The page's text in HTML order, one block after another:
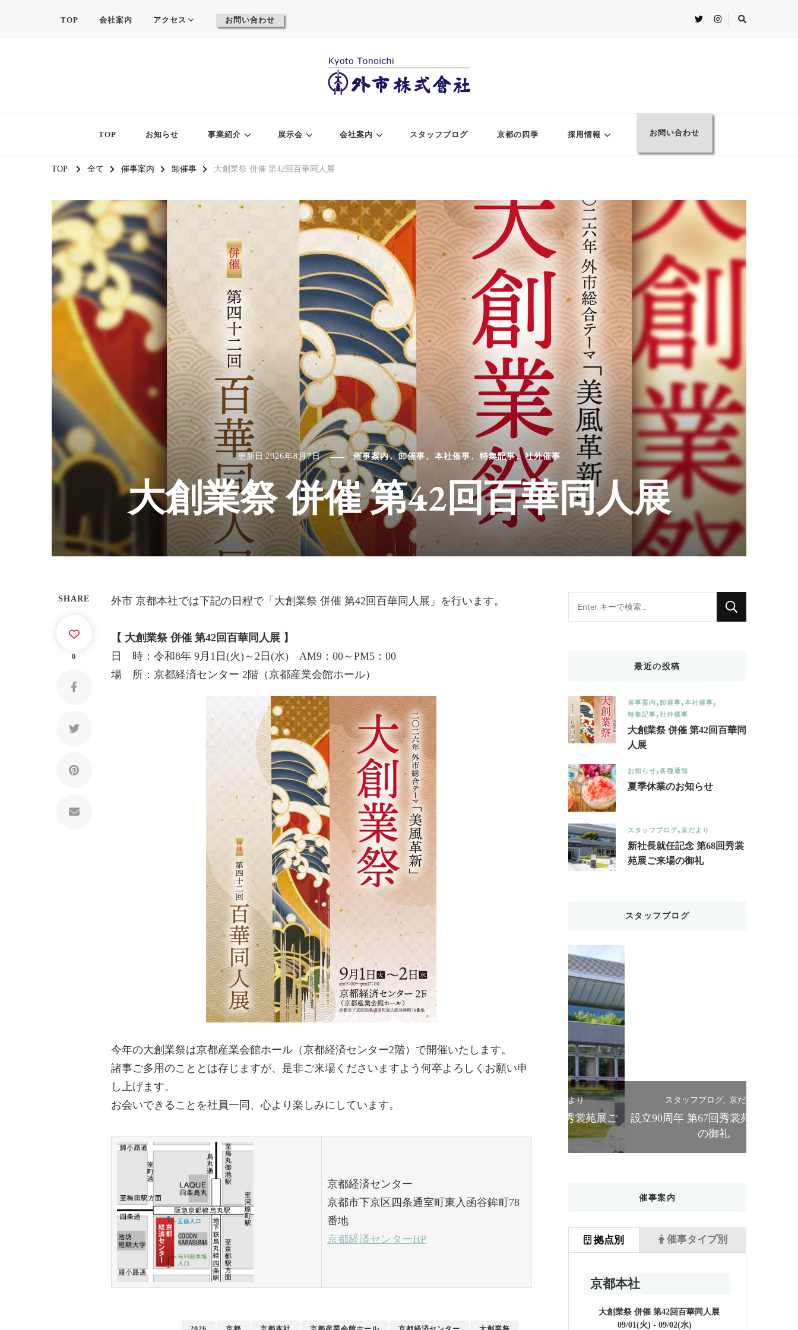
TOP 会社案内 アクセス お問い合わせ
TOP お知らせ 事業紹介 展示会 会社案内 スタッフブログ 京都の四季 採用情報 お問い合わせ
TOP 全て 催事案内 卸催事 大創業祭 併催 第42回百華同人展
更新日 2026年8月7日 催事案内 卸催事 本社催事 特集記事 社外催事
大創業祭 併催 第42回百華同人展
SHARE
0
外市 京都本社では下記の日程で「大創業祭 併催 第42回百華同人展」を行います。
【 大創業祭 併催 第42回百華同人展 】
日 時：令和8年 9月1日(火)～2日(水) AM9：00～PM5：00
場 所：京都経済センター 2階（京都産業会館ホール）
今年の大創業祭は京都産業会館ホール（京都経済センター2階）で開催いたします。
諸事ご多用のこととは存じますが、是非ご来場くださいますよう何卒よろしくお願い申
し上げます。
お会いできることを社員一同、心より楽しみにしています。
京都経済センター
京都市下京区四条通室町東入函谷鉾町78
番地
京都経済センターHP
for
最近の投稿
催事案内 卸催事
本社催事
特集記事
社外催事
大創業祭 併催 第42回百華同
人展
お知らせ 各種通知
夏季休業のお知らせ
スタッフブログ 京だより
新社長就任記念 第68回秀裳
苑展ご来場の御礼
スタッフブログ
東京・大創業祭2025ご来場のお礼 祇園のえべっさん
来場の御礼
スタッフブログ 京だより
設立90周年 第67回秀裳苑展 ご来場
催事案内
拠点別
京都本社
大創業祭 併催 第42回百華同人展
09/01(火) - 09/02(水)
催事タイプ別